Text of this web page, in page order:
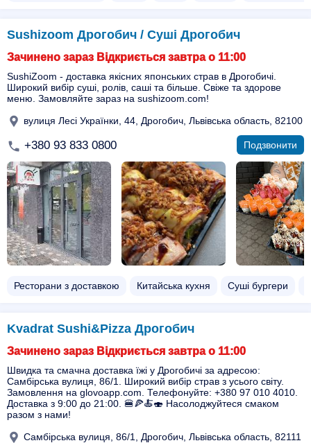
Sushizoom Дрогобич / Суші Дрогобич
Зачинено зараз Відкриється завтра о 11:00
SushiZoom - доставка якісних японських страв в Дрогобичі.
Широкий вибір суші, ролів, саші та більше. Свіже та здорове
меню. Замовляйте зараз на sushizoom.com!
вулиця Лесі Українки, 44, Дрогобич, Львівська область, 82100
+380 93 833 0800 Подзвонити
Ресторани з доставкою Китайська кухня Суші бургери
Kvadrat Sushi&Pizza Дрогобич
Зачинено зараз Відкриється завтра о 11:00
Швидка та смачна доставка їжі у Дрогобичі за адресою:
Самбірська вулиця, 86/1. Широкий вибір страв з усього світу.
Замовлення на glovoapp.com. Телефонуйте: +380 97 010 4010.
Доставка з 9:00 до 21:00. 🍔🍕🍝🍣 Насолоджуйтеся смаком
разом з нами!
Самбірська вулиця, 86/1, Дрогобич, Львівська область, 82111